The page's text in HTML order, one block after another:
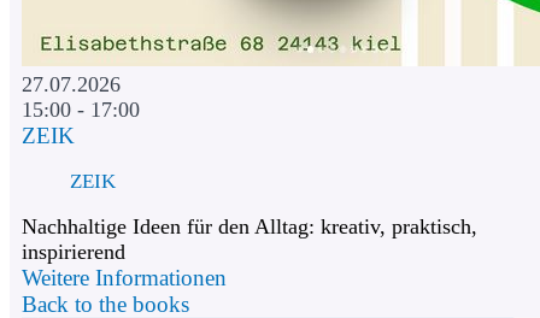
27.07.2026
15:00 - 17:00
ZEIK
ZEIK
Nachhaltige Ideen für den Alltag: kreativ, praktisch,
inspirierend
Weitere Informationen
Back to the books